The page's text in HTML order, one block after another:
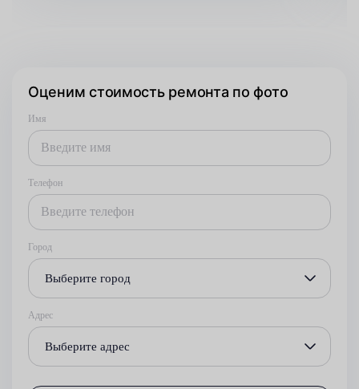
Оценим стоимость ремонта по фото
Имя
Телефон
Город
Выберите город
Адрес
Выберите адрес